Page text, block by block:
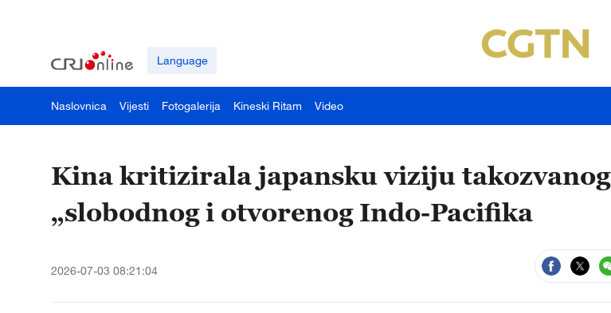
Language
Naslovnica Vijesti Fotogalerija Kineski Ritam Video
Kina kritizirala japansku viziju takozvanog
„slobodnog i otvorenog Indo-Pacifika
2026-07-03 08:21:04